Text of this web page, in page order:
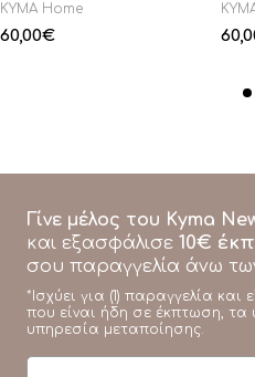
KYMA Home
60,00€
Γίνε μέλος του Kyma
και εξασφάλισε 10€
σου παραγγελία άνω
*Ισχύει για (1) παραγγελία
που είναι ήδη σε έκπτωση,
υπηρεσία μεταποίησης.